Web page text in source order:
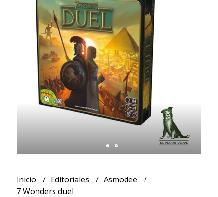
Inicio Editoriales
Asmodee
7 Wonders duel